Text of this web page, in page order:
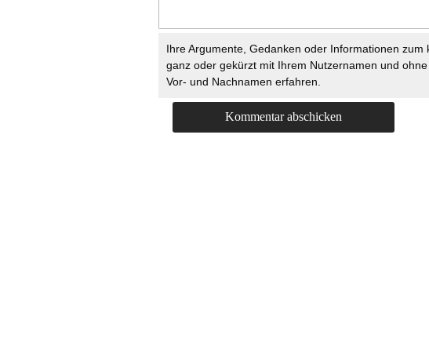
Ihre Argumente, Gedanken oder Informationen
ganz oder gekürzt mit Ihrem Nutzernamen und
Vor- und Nachnamen erfahren.